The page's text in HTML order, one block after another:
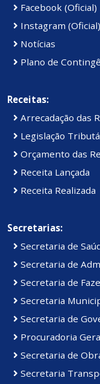
Facebook (Oficial)
Instagram (Oficial)
Notícias
Plano de
Receitas:
Arrecadação das
Legislação
Orçamento das
Receita Lançada
Receita Realizada
Secretarias:
Secretaria de
Secretaria de
Secretaria de
Secretaria
Secretaria de
Procuradoria
Secretaria de
Secretaria